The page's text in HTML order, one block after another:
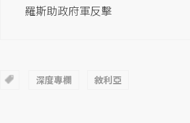
羅斯助政府軍反擊
深度專欄 敘利亞